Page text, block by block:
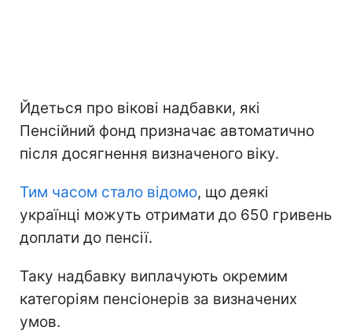
Йдеться про вікові надбавки, які
Пенсійний фонд призначає автоматично
після досягнення визначеного віку.
Тим часом стало відомо, що деякі
українці можуть отримати до 650 гривень
доплати до пенсії.
Таку надбавку виплачують окремим
категоріям пенсіонерів за визначених
умов.